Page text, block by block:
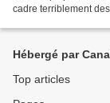
cadre terriblement
Hébergé par
Top articles